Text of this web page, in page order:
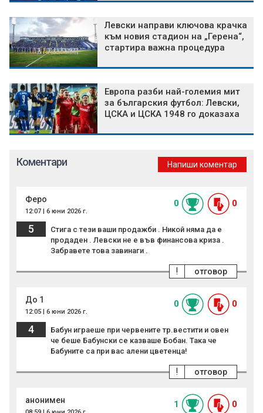
Левски направи ключова крачка
към новия стадион на „Герена“,
стартира важна процедура
Европа разби най-големия мит
за българския футбол: Левски,
ЦСКА и ЦСКА 1948 го доказаха
Коментари Напиши коментар
Феро
12:07 | 6 юни 2026 г.
0 0
5
Стига с тези ваши продажби . Никой няма да е
продаден . Левски не е във финансова криза .
Забравете това завинаги .
отговор
!
До 1
12:05 | 6 юни 2026 г.
0 0
4
Бабун играеше при червените тр.вестити и овен
че беше Бабунски се казваше Бобан. Така че
Бабуните са при вас алени цветенца!
отговор
!
анонимен 1 0